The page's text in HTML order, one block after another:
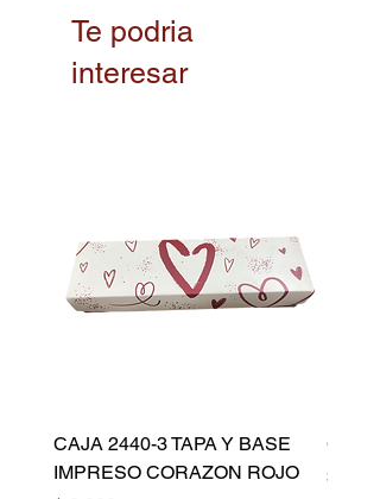
Te podria
interesar
CAJA 2440-3 TAPA Y BASE
IMPRESO CORAZON ROJO
Precio
$